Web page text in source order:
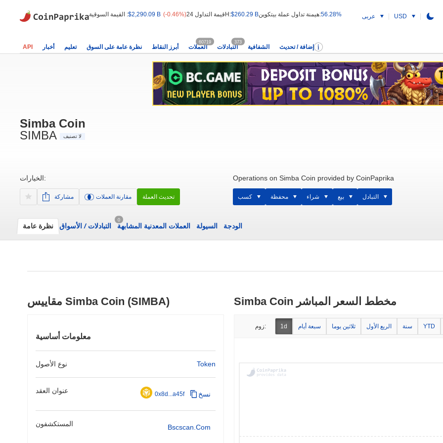
القيمة السوقية :$2,290.09 B (-0.46%) قيمة التداول 24H:$260.29 B هيمنة تداول عملة بيتكوين:56.28% عربى USD
API أخبار تعليم نظرة عامة على السوق أبرز النقاط العملات
60719
التبادلات
373
الشفافية إضافة / تحديث
Simba Coin
SIMBA
لا تصنيف
الخيارات:
مشاركة مقارنة العملات تحديث العملة
Operations on Simba Coin provided by CoinPaprika
كسب محفظة شراء بيع التبادل
نظرة عامة التبادلات/ الأسواق
0
العملات المعدنية المشابهة السيولة الودجة
مقاييس Simba Coin (SIMBA)
معلومات أساسية
نوع الأصول Token
عنوان العقد 0x8d...a45f نسخ
المستكشفون Bscscan.com
Simba Coin مخطط السعر المباشر
زوم: 1d سبعة أيام ثلاثين يوما الربع الأول سنة YTD